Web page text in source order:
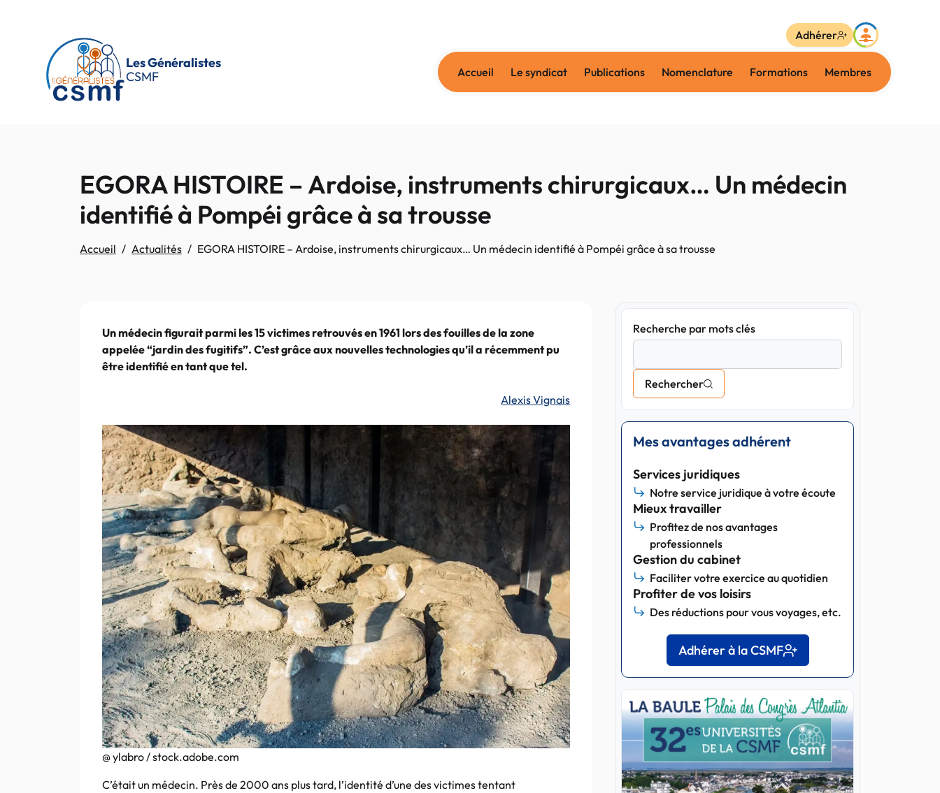
Les Généralistes
CSMF
Accueil Le syndicat Publications Nomenclature Formations Membres
Adhérer
EGORA HISTOIRE – Ardoise, instruments chirurgicaux… Un médecin
identifié à Pompéi grâce à sa trousse
Accueil Actualités EGORA HISTOIRE – Ardoise, instruments chirurgicaux… Un médecin identifié à Pompéi grâce à sa trousse
Un médecin figurait parmi les 15 victimes retrouvés en 1961 lors des fouilles de la zone
appelée “jardin des fugitifs”. C’est grâce aux nouvelles technologies qu’il a récemment pu
être identifié en tant que tel.
Alexis Vignais
@ ylabro / stock.adobe.com
C’était un médecin. Près de 2000 ans plus tard, l’identité d’une des victimes tentant
Recherche par mots clés
Rechercher
Mes avantages adhérent
Services juridiques
Notre service juridique à votre écoute
Mieux travailler
Profitez de nos avantages
professionnels
Gestion du cabinet
Faciliter votre exercice au quotidien
Profiter de vos loisirs
Des réductions pour vous voyages, etc.
Adhérer à la CSMF